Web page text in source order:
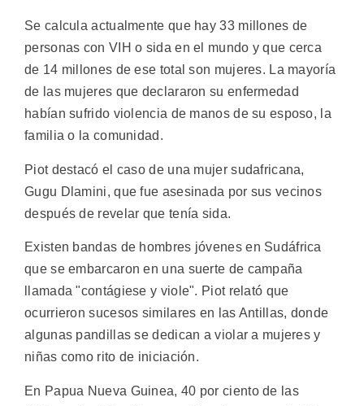
Se calcula actualmente que hay 33 millones de
personas con VIH o sida en el mundo y que cerca
de 14 millones de ese total son mujeres. La mayoría
de las mujeres que declararon su enfermedad
habían sufrido violencia de manos de su esposo, la
familia o la comunidad.
Piot destacó el caso de una mujer sudafricana,
Gugu Dlamini, que fue asesinada por sus vecinos
después de revelar que tenía sida.
Existen bandas de hombres jóvenes en Sudáfrica
que se embarcaron en una suerte de campaña
llamada "contágiese y viole". Piot relató que
ocurrieron sucesos similares en las Antillas, donde
algunas pandillas se dedican a violar a mujeres y
niñas como rito de iniciación.
En Papua Nueva Guinea, 40 por ciento de las